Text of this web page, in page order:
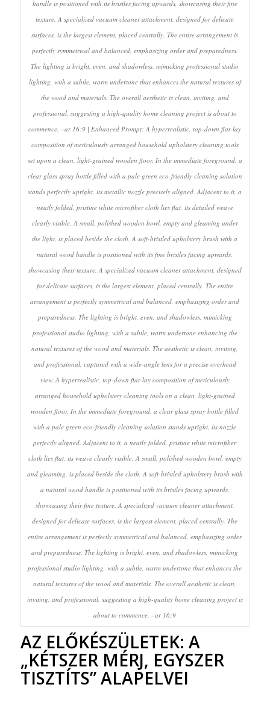
handle is positioned with its bristles facing upwards, showcasing their fine
texture. A specialized vacuum cleaner attachment, designed for delicate
surfaces, is the largest element, placed centrally. The entire arrangement is
perfectly symmetrical and balanced, emphasizing order and preparedness.
The lighting is bright, even, and shadowless, mimicking professional studio
lighting, with a subtle, warm undertone that enhances the natural textures of
the wood and materials. The overall aesthetic is clean, inviting, and
professional, suggesting a high-quality home cleaning project is about to
commence. –ar 16:9 | Enhanced Prompt: A hyperrealistic, top-down flat-lay
composition of meticulously arranged household upholstery cleaning tools
set upon a clean, light-grained wooden floor. In the immediate foreground, a
clear glass spray bottle filled with a pale green eco-friendly cleaning solution
stands perfectly upright, its metallic nozzle precisely aligned. Adjacent to it, a
neatly folded, pristine white microfiber cloth lies flat, its detailed weave
clearly visible. A small, polished wooden bowl, empty and gleaming under
the light, is placed beside the cloth. A soft-bristled upholstery brush with a
natural wood handle is positioned with its fine bristles facing upwards,
showcasing their texture. A specialized vacuum cleaner attachment, designed
for delicate surfaces, is the largest element, placed centrally. The entire
arrangement is perfectly symmetrical and balanced, emphasizing order and
preparedness. The lighting is bright, even, and shadowless, mimicking
professional studio lighting, with a subtle, warm undertone enhancing the
natural textures of the wood and materials. The aesthetic is clean, inviting,
and professional, captured with a wide-angle lens for a precise overhead
view. A hyperrealistic, top-down flat-lay composition of meticulously
arranged household upholstery cleaning tools on a clean, light-grained
wooden floor. In the immediate foreground, a clear glass spray bottle filled
with a pale green eco-friendly cleaning solution stands upright, its nozzle
perfectly aligned. Adjacent to it, a neatly folded, pristine white microfiber
cloth lies flat, its weave clearly visible. A small, polished wooden bowl, empty
and gleaming, is placed beside the cloth. A soft-bristled upholstery brush with
a natural wood handle is positioned with its bristles facing upwards,
showcasing their fine texture. A specialized vacuum cleaner attachment,
designed for delicate surfaces, is the largest element, placed centrally. The
entire arrangement is perfectly symmetrical and balanced, emphasizing order
and preparedness. The lighting is bright, even, and shadowless, mimicking
professional studio lighting, with a subtle, warm undertone that enhances the
natural textures of the wood and materials. The overall aesthetic is clean,
inviting, and professional, suggesting a high-quality home cleaning project is
about to commence. –ar 16:9
AZ ELŐKÉSZÜLETEK: A
„KÉTSZER MÉRJ, EGYSZER
TISZTÍTS” ALAPELVEI